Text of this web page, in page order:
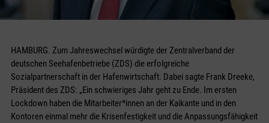
HAMBURG. Zum Jahreswechsel würdigte der Zentralverband der
deutschen Seehafenbetriebe (ZDS) die erfolgreiche
Sozialpartnerschaft in der Hafenwirtschaft. Dabei sagte Frank Dreeke,
Präsident des ZDS: „Ein schwieriges Jahr geht zu Ende. Im ersten
Lockdown haben die Mitarbeiter*innen an der Kaikante und in den
Kontoren einmal mehr die Krisenfestigkeit und die Anpassungsfähigkeit